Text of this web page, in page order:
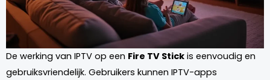
De werking van IPTV op een Fire TV Stick is eenvoudig en
gebruiksvriendelijk. Gebruikers kunnen IPTV-apps